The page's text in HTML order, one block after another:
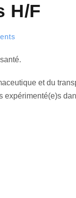
H/F
et du
expérimenté(e)s